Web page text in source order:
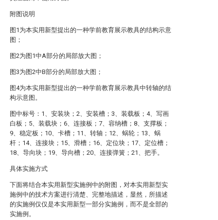
附图说明
图1为本实用新型提出的一种学前教育展示教具的结构示意
图；
图2为图1中A部分的局部放大图；
图3为图2中B部分的局部放大图；
图4为本实用新型提出的一种学前教育展示教具中转轴的结
构示意图。
图中标号：1、安装块；2、安装槽；3、装载板；4、写画
白板；5、装载块；6、连接板；7、容纳槽；8、支撑板；
9、稳定板；10、卡槽；11、转轴；12、蜗轮；13、蜗
杆；14、连接块；15、滑槽；16、定位块；17、定位槽；
18、导向块；19、导向槽；20、连接弹簧；21、把手。
具体实施方式
下面将结合本实用新型实施例中的附图，对本实用新型实
施例中的技术方案进行清楚、完整地描述，显然，所描述
的实施例仅仅是本实用新型一部分实施例，而不是全部的
实施例。